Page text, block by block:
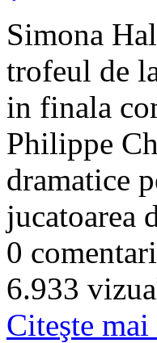
Simona
trofeul de
in finala
Philippe
dramatice
jucatoarea
0
6.933
Citeşte mai